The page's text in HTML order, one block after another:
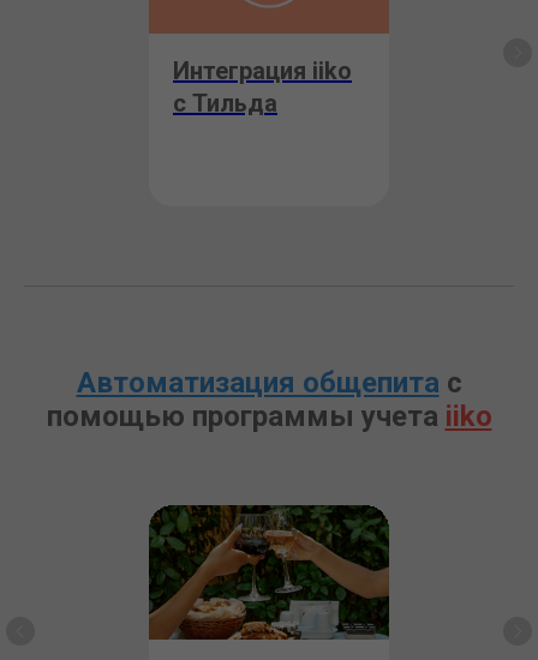
Интеграция iiko
c Тильда
Автоматизация общепитас
помощью программы учета iiko